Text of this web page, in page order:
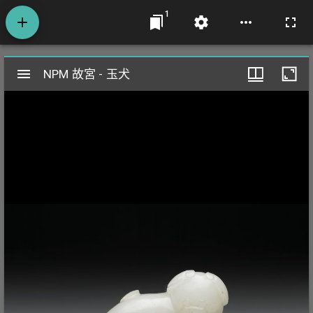
1
Mirador
閱
NPM 故宮 - 玉犬
NPM 故宮 - 玉犬